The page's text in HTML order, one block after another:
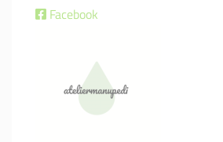
Facebook